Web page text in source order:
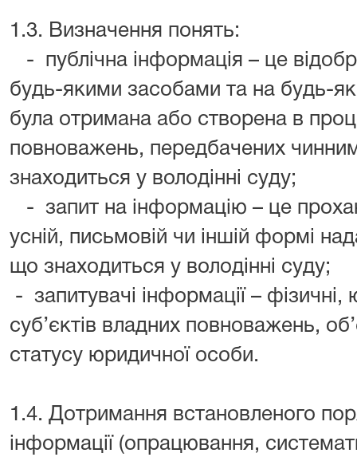
1.3. Визначення понять:
- публічна інформація – це
будь-якими засобами та на будь-
була отримана або створена в
повноважень, передбачених
знаходиться у володінні суду;
- запит на інформацію – це
усній, письмовій чи іншій формі
що знаходиться у володінні суду;
- запитувачі інформації –
суб’єктів владних повноважень,
статусу юридичної особи.
1.4. Дотримання встановленого
інформації (опрацювання,